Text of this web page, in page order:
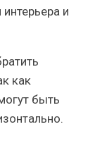
и
как
быть